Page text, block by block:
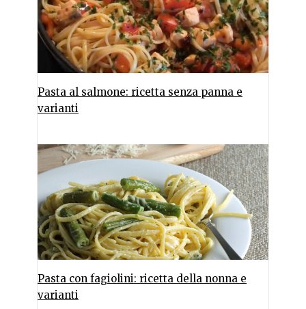
Pasta al salmone: ricetta senza panna e
varianti
Pasta con fagiolini: ricetta della nonna e
varianti